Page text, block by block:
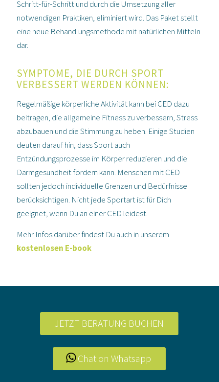
Schritt-für-Schritt und durch die Umsetzung aller
notwendigen Praktiken, eliminiert wird. Das Paket stellt
eine neue Behandlungsmethode mit natürlichen Mitteln
dar.
SYMPTOME, DIE DURCH SPORT
VERBESSERT WERDEN KÖNNEN:
Regelmäßige körperliche Aktivität kann bei CED dazu
beitragen, die allgemeine Fitness zu verbessern, Stress
abzubauen und die Stimmung zu heben. Einige Studien
deuten darauf hin, dass Sport auch
Entzündungsprozesse im Körper reduzieren und die
Darmgesundheit fördern kann. Menschen mit CED
sollten jedoch individuelle Grenzen und Bedürfnisse
berücksichtigen. Nicht jede Sportart ist für Dich
geeignet, wenn Du an einer CED leidest.
Mehr Infos darüber findest Du auch in unserem
kostenlosen E-book
JETZT BERATUNG BUCHEN
Chat on Whatsapp